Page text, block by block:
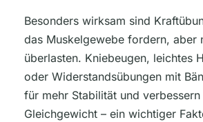
Besonders wirksam sind
das Muskelgewebe fordern, aber
überlasten. Kniebeugen, leichtes
oder Widerstandsübungen mit
für mehr Stabilität und verbessern
Gleichgewicht – ein wichtiger